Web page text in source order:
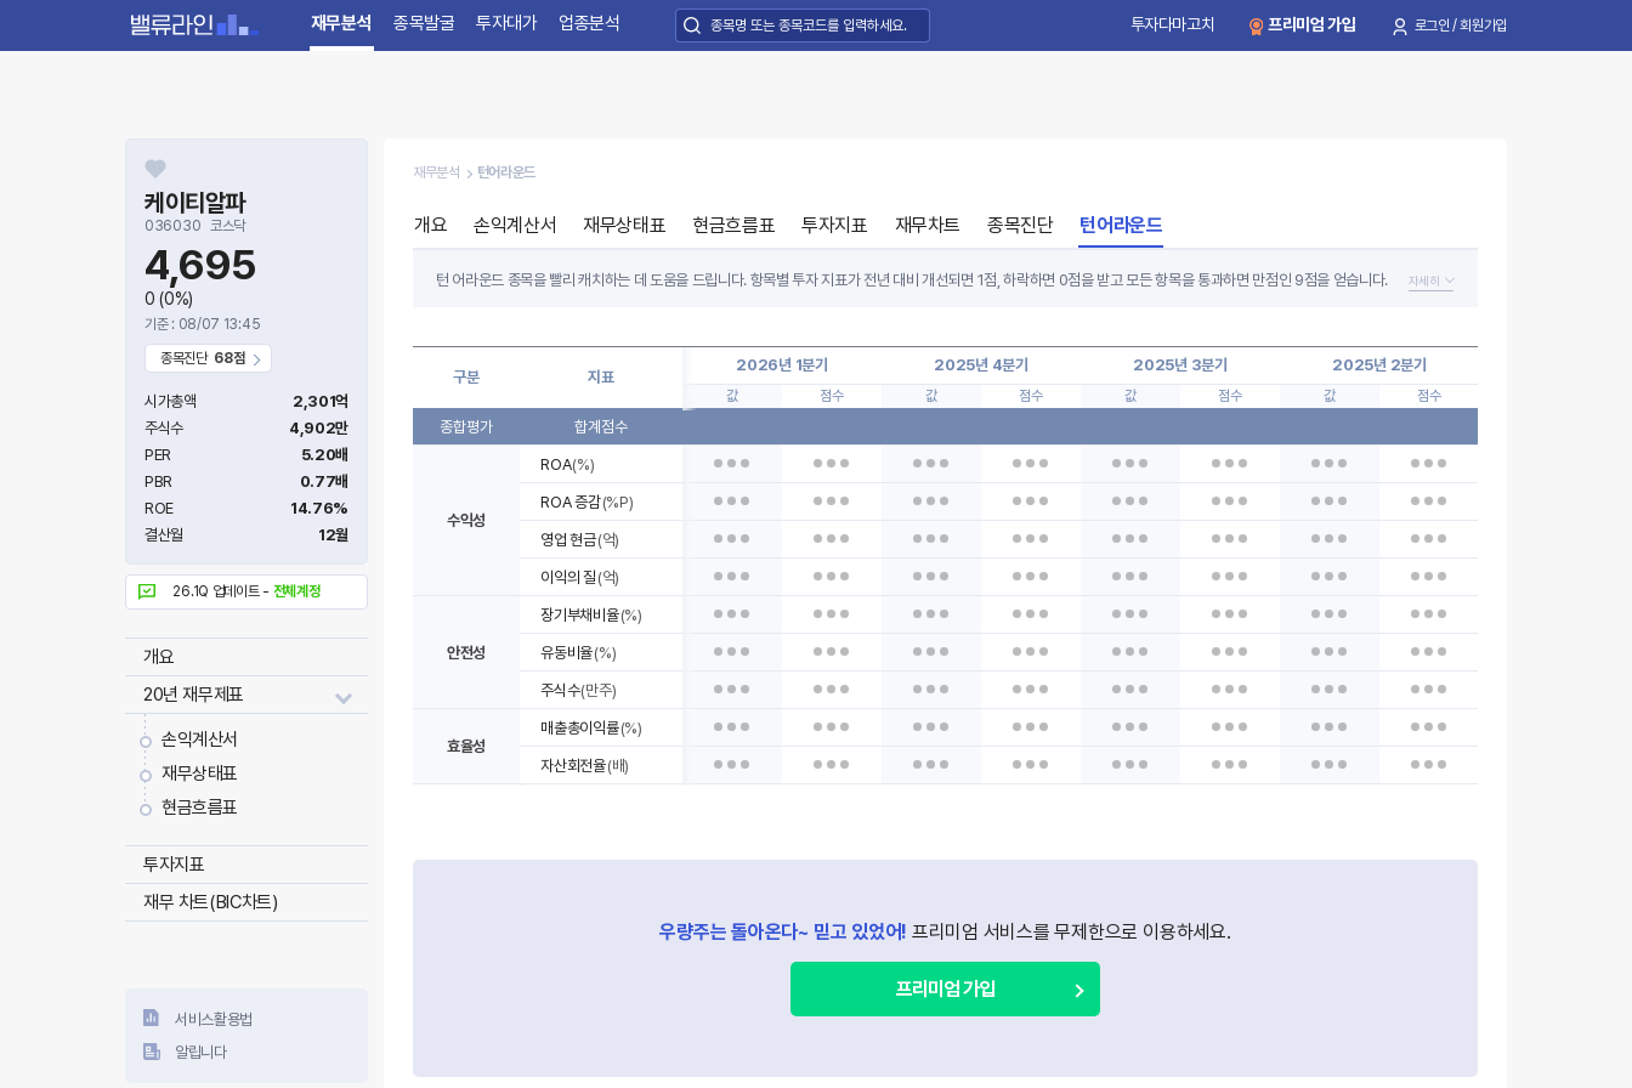
재무분석 종목발굴 투자대가 업종분석 투자다마고치 프리미엄 가입 로그인 / 회원가입
케이티알파
036030 코스닥
4,695
0 (0%)
기준 : 08/07 13:45
종목진단 68점
시가총액
2,301억
주식수
4,902만
PER
5.20배
PBR
0.77배
ROE
14.76%
결산월
12월
26.1Q 업데이트 - 전체계정
개요
20년 재무제표
손익계산서
재무상태표
현금흐름표
투자지표
재무 차트(BIC차트)
서비스활용법
알립니다
재무분석 턴어라운드
개요 손익계산서 재무상태표 현금흐름표 투자지표 재무차트 종목진단 턴어라운드
자세히
턴 어라운드 종목을 빨리 캐치하는 데 도움을 드립니다. 항목별 투자 지표가 전년 대비 개선되면 1점, 하락하면 0점을 받고 모든 항목을 통과하면 만점인 9점을 얻습니다.
항목별 지표는 기업의 수익성, 자본조달 및 레버리지 사용의 안전성, 영업효율성 등 3가지 부문, 총 9가지 지표를 활용해 평가합니다.
구분 지표
2026년 1분기 2025년 4분기 2025년 3분기 2025년 2분기
값 점수 값 점수 값 점수 값 점수
종합평가 합계점수
수익성
ROA(%)
ROA 증감(%P)
영업 현금(억)
이익의 질 (억)
안전성
장기부채비율(%)
유동비율(%)
주식수(만주)
효율성
매출총이익률(%)
자산회전율(배)
우량주는 돌아온다~ 믿고 있었어! 프리미엄 서비스를 무제한으로 이용하세요.
프리미엄 가입